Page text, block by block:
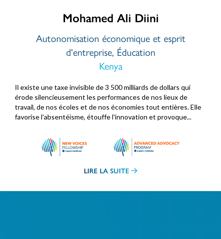
Mohamed Ali Diini
Autonomisation économique et esprit
d'entreprise, Éducation
Kenya
Il existe une taxe invisible de 3 500 milliards de dollars qui
érode silencieusement les performances de nos lieux de
travail, de nos écoles et de nos économies tout entières. Elle
favorise l'absentéisme, étouffe l'innovation et provoque...
LIRE LA SUITE